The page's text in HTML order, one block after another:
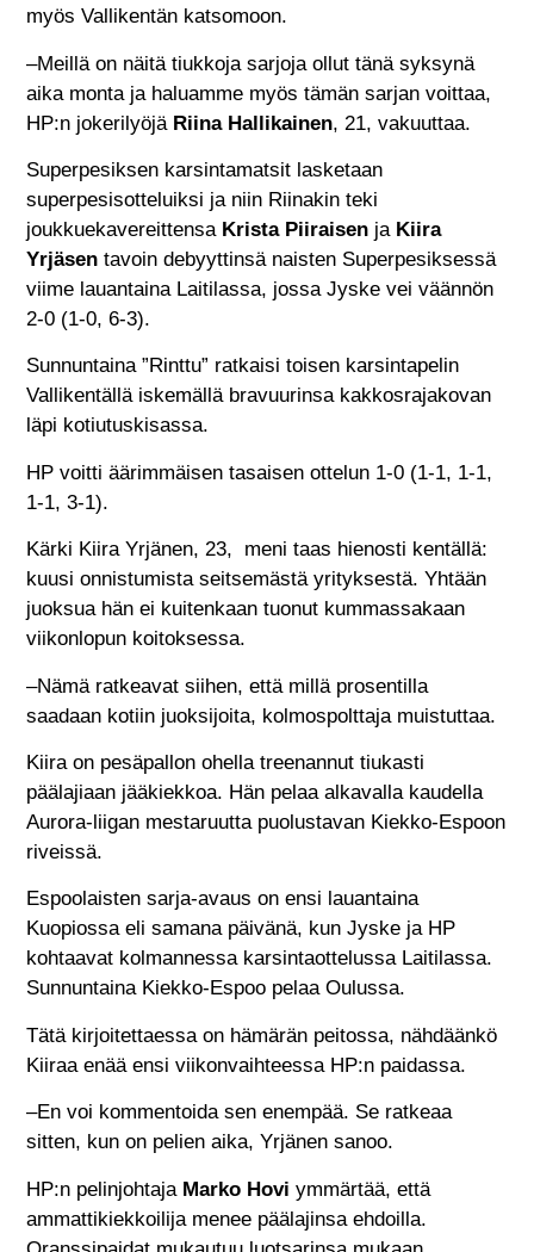
myös Vallikentän katsomoon.
–Meillä on näitä tiukkoja sarjoja ollut tänä syksynä
aika monta ja haluamme myös tämän sarjan voittaa,
HP:n jokerilyöjä Riina Hallikainen, 21, vakuuttaa.
Superpesiksen karsintamatsit lasketaan
superpesisotteluiksi ja niin Riinakin teki
joukkuekavereittensa Krista Piiraisen ja Kiira
Yrjäsen tavoin debyyttinsä naisten Superpesiksessä
viime lauantaina Laitilassa, jossa Jyske vei väännön
2-0 (1-0, 6-3).
Sunnuntaina ”Rinttu” ratkaisi toisen karsintapelin
Vallikentällä iskemällä bravuurinsa kakkosrajakovan
läpi kotiutuskisassa.
HP voitti äärimmäisen tasaisen ottelun 1-0 (1-1, 1-1,
1-1, 3-1).
Kärki Kiira Yrjänen, 23, meni taas hienosti kentällä:
kuusi onnistumista seitsemästä yrityksestä. Yhtään
juoksua hän ei kuitenkaan tuonut kummassakaan
viikonlopun koitoksessa.
–Nämä ratkeavat siihen, että millä prosentilla
saadaan kotiin juoksijoita, kolmospolttaja muistuttaa.
Kiira on pesäpallon ohella treenannut tiukasti
päälajiaan jääkiekkoa. Hän pelaa alkavalla kaudella
Aurora-liigan mestaruutta puolustavan Kiekko-Espoon
riveissä.
Espoolaisten sarja-avaus on ensi lauantaina
Kuopiossa eli samana päivänä, kun Jyske ja HP
kohtaavat kolmannessa karsintaottelussa Laitilassa.
Sunnuntaina Kiekko-Espoo pelaa Oulussa.
Tätä kirjoitettaessa on hämärän peitossa, nähdäänkö
Kiiraa enää ensi viikonvaihteessa HP:n paidassa.
–En voi kommentoida sen enempää. Se ratkeaa
sitten, kun on pelien aika, Yrjänen sanoo.
HP:n pelinjohtaja Marko Hovi ymmärtää, että
ammattikiekkoilija menee päälajinsa ehdoilla.